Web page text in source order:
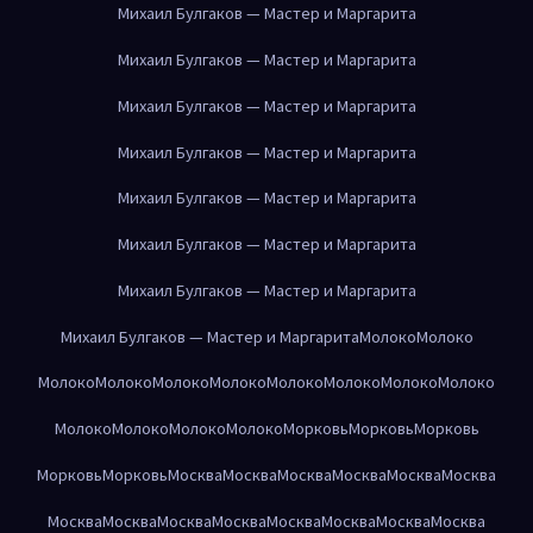
Михаил Булгаков — Мастер и Маргарита
Михаил Булгаков — Мастер и Маргарита
Михаил Булгаков — Мастер и Маргарита
Михаил Булгаков — Мастер и Маргарита
Михаил Булгаков — Мастер и Маргарита
Михаил Булгаков — Мастер и Маргарита
Михаил Булгаков — Мастер и Маргарита
Михаил Булгаков — Мастер и МаргаритаМолокоМолоко
МолокоМолокоМолокоМолокоМолокоМолокоМолокоМолоко
МолокоМолокоМолокоМолокоМорковьМорковьМорковь
МорковьМорковьМоскваМоскваМоскваМоскваМоскваМосква
МоскваМоскваМоскваМоскваМоскваМоскваМоскваМосква